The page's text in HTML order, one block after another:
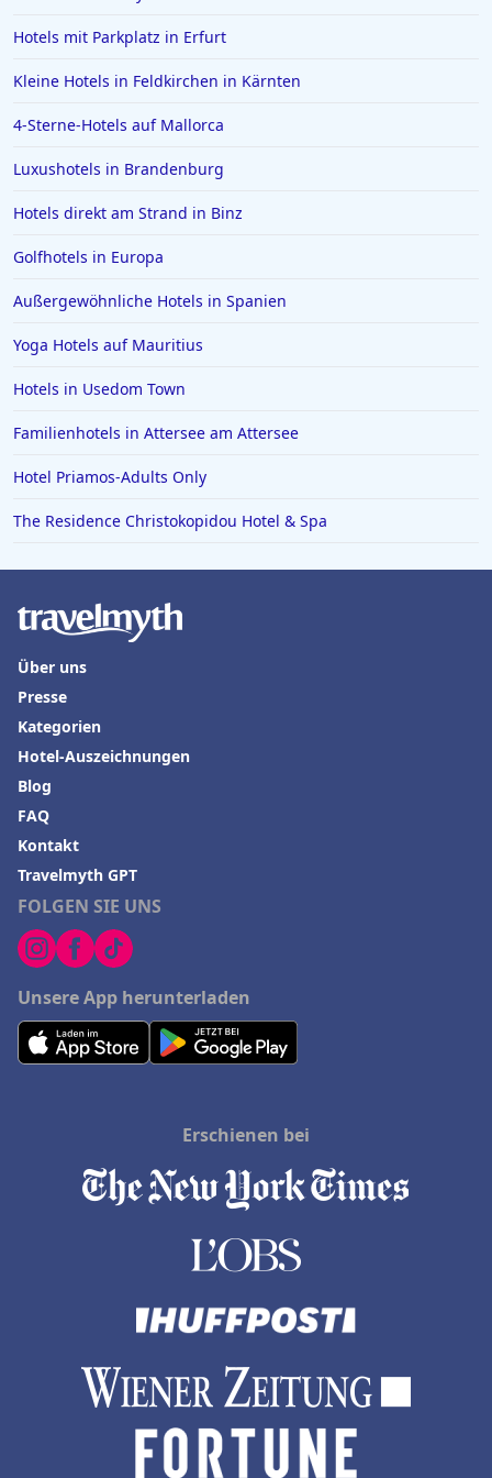
Hotels auf Rhodos
Hotels in Den Haag
Hotels in Amalfi
Hotels in Meran
Hotels auf Ibiza
Hotels in Stralsund
Hotels in Warendorf
Hotels in Paderborn
Hotels in Hohenlohe
Hotels in Sankt Anton im Montafon
Hotels in Miami
Hotels in Lugano
Hotels mit Parkplatz in Erfurt
Kleine Hotels in Feldkirchen in Kärnten
4-Sterne-Hotels auf Mallorca
Luxushotels in Brandenburg
Hotels direkt am Strand in Binz
Golfhotels in Europa
Außergewöhnliche Hotels in Spanien
Yoga Hotels auf Mauritius
Hotels in Usedom Town
Familienhotels in Attersee am Attersee
Hotel Priamos-Αdults Only
The Residence Christokopidou Hotel & Spa
FOLGEN SIE UNS
Unsere App herunterladen
Über uns
Presse
Kategorien
Hotel-Auszeichnungen
Blog
FAQ
Kontakt
Travelmyth GPT
Erschienen bei